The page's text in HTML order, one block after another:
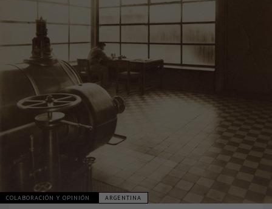
COLABORACIÓN Y OPINIÓN ARGENTINA